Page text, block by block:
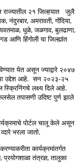
राज्‍यातील २१ जिल्‍हयात जुलै
नंदुरबार, अमरावती, गोंदिया,
यवतमाळ, धुळे, जळगाव, बुलढाणा,
आणि हिंगोली या जिल्ह्यांत
येत असून ज्‍याद्वारे २०४७
उद्देश आहे. सन २०२३-२५
लक्ष्‍य दिले आहे.
तपासणी उदिष्‍ट पुर्ण झाले
पोर्टल चालू केले असून
भरला जातो.
कार्यक्रमांतर्गत
तंत्रज्ञ, तालुका